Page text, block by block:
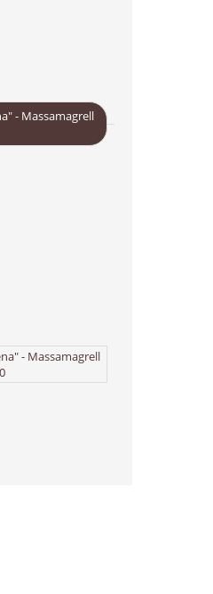
- Massamagrell
- Massamagrell